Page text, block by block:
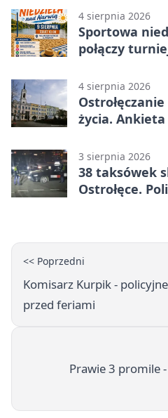
4 sierpnia 2026
Sportowa
połączy
4 sierpnia 2026
życia.
3 sierpnia 2026
38 taksówek
Ostrołęce.
<< Poprzedni
Komisarz Kurpik -
przed feriami
Prawie 3 promile